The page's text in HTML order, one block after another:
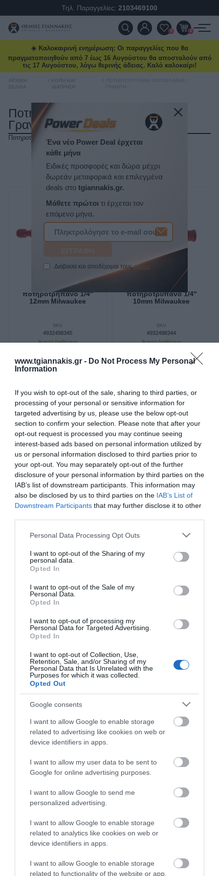
www.tgiannakis.gr - Do Not Process My Personal
Information
If you wish to opt-out of the sale, sharing to third parties, or
processing of your personal or sensitive information for
targeted advertising by us, please use the below opt-out
section to confirm your selection. Please note that after your
opt-out request is processed you may continue seeing
interest-based ads based on personal information utilized by
us or personal information disclosed to third parties prior to
your opt-out. You may separately opt-out of the further
disclosure of your personal information by third parties on the
IAB’s list of downstream participants. This information may
also be disclosed by us to third parties on the IAB’s List of
Downstream Participants that may further disclose it to other
Please note that this website/app uses one or more Google
not limited to your visit or usage behaviour. You may click to
grant or deny consent to Google and its third-party tags to
use your data for below specified purposes in below Google
consent section.
Personal Data Processing Opt Outs
I want to opt-out of the Sharing of my
personal data.
Opted In
I want to opt-out of the Sale of my
Personal Data.
Opted In
I want to opt-out of processing my
Personal Data for Targeted Advertising.
Opted In
I want to opt-out of Collection, Use,
Retention, Sale, and/or Sharing of my
Personal Data that Is Unrelated with the
Purposes for which it was collected.
Opted Out
Google consents
I want to allow Google to enable storage
related to advertising like cookies on web or
device identifiers in apps.
I want to allow my user data to be sent to
Google for online advertising purposes.
I want to allow Google to send me
personalized advertising.
I want to allow Google to enable storage
related to analytics like cookies on web or
device identifiers in apps.
I want to allow Google to enable storage
related to functionality of the website or app.
Τηλ. Παραγγελίες: 2103469100
ΠΡΟΪΌΝΤΑ
ΠΡΟΣΦΟΡΈΣ
ΕΠΙΚΟΙΝΩΝΊΑ
ΝΈΑ & ΆΡΘΡΑ
0 0
☀️ Καλοκαιρινή ενημέρωση: Οι παραγγελίες που θα
πραγματοποιηθούν από 7 έως 16 Αυγούστου θα αποσταλούν από
τις 17 Αυγούστου, λόγω θερινής άδειας. Καλό καλοκαίρι!
Ποτηροτρύπανα Πορσελάνης /
Γρανίτη
Ποτηροτρύπανα Πορσελάνης / Γρανίτη
ΤΑΞΙΝΌΜΗΣΗ
Αδαμάντινο
ποτηροτρήπανο 1/4''
12mm Milwaukee
SKU
4932498345
Άμεσα Διαθέσιμο
19,99 €
Αγορά
Αδαμάντινο
ποτηροτρύπανο 1/4''
10mm Milwaukee
SKU
4932498344
Άμεσα Διαθέσιμο
16,64 €
Αγορά
ποτηροτρύπανο 1/4''
SKU
4932498348
Άμεσα Διαθέσιμο
27,28 €
ποτηροτρύπανο 1/4 5mm
4932498341
16,37 €
Αδαμαντινο
ποτηροτρυπανο 1/4'' 6mm
Μη Διαθέσιμο
16,81 €
Αγορά
Άμεσα Διαθέσιμο
17,36 €
Ένα νέο Power Deal έρχεται
κάθε μήνα
Ειδικές προσφορές και δώρα μέχρι
δωρεάν μεταφορικά και επιλεγμένα
deals στο tgiannakis.gr.
Μάθετε πρώτοι τι έρχεται τον
επόμενο μήνα.
Διάβασα και αποδέχομαι τουςόρους